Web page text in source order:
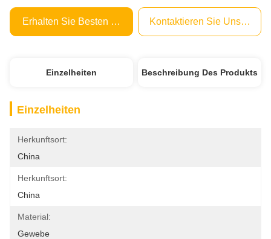
Erhalten Sie Besten Preis Kontaktieren Sie Uns Jetzt
Einzelheiten Beschreibung Des Produkts
Einzelheiten
Herkunftsort:
China
Herkunftsort:
China
Material:
Gewebe